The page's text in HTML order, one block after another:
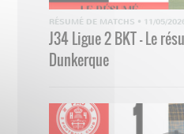
RÉSUMÉ DE MATCHS • 11/05/
J34 Ligue 2 BKT - Le
Dunkerque